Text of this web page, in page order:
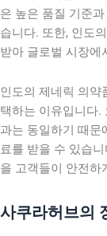
은 높은 품질 기준
습니다. 또한, 인도
받아 글로벌 시장에
인도의 제네릭 의약
택하는 이유입니다.
과는 동일하기 때문
료를 받을 수 있습
을 고객들이 안전하
사쿠라허브의